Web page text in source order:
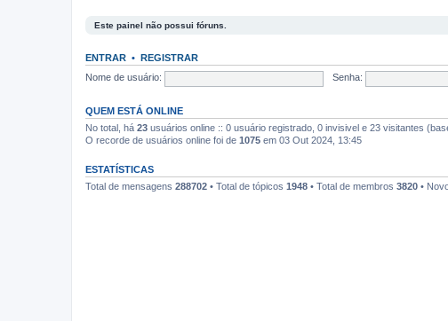
Este painel não possui fóruns.
ENTRAR • REGISTRAR
Nome de usuário:
Senha:
QUEM ESTÁ ONLINE
No total, há 23 usuários online :: 0 usuário registrado, 0 invisivel e 23 visitantes
O recorde de usuários online foi de 1075 em 03 Out 2024, 13:45
ESTATÍSTICAS
Total de mensagens 288702 • Total de tópicos 1948 • Total de membros 3820 •